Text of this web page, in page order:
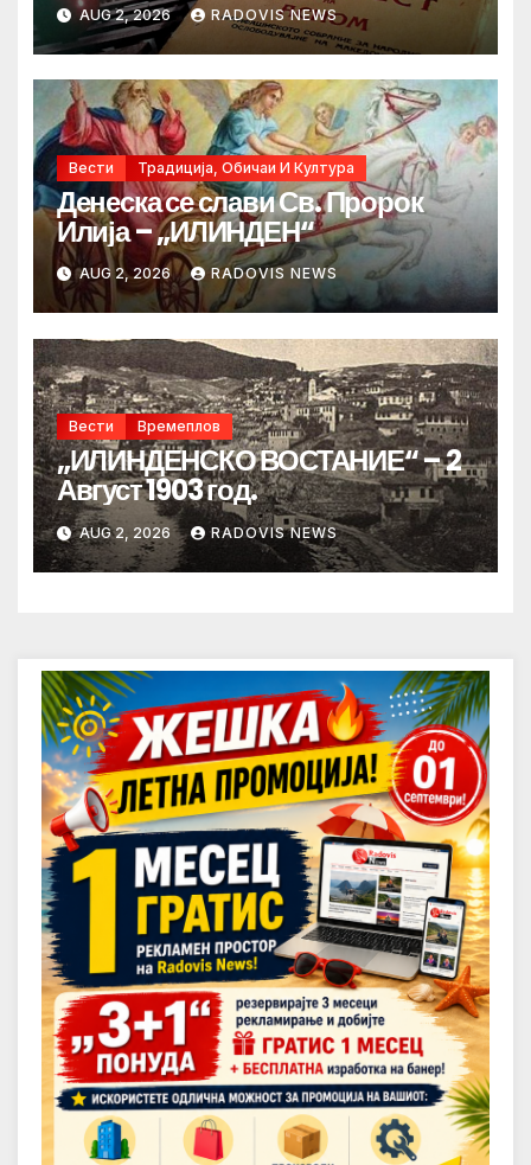
AUG 2, 2026 RADOVIS NEWS
Вести Традиција, Обичаи И Култура
Денеска се слави Св. Пророк
Илија – „ИЛИНДЕН“
AUG 2, 2026 RADOVIS NEWS
Вести Времеплов
„ИЛИНДЕНСКО ВОСТАНИЕ“ – 2
Август 1903 год.
AUG 2, 2026 RADOVIS NEWS